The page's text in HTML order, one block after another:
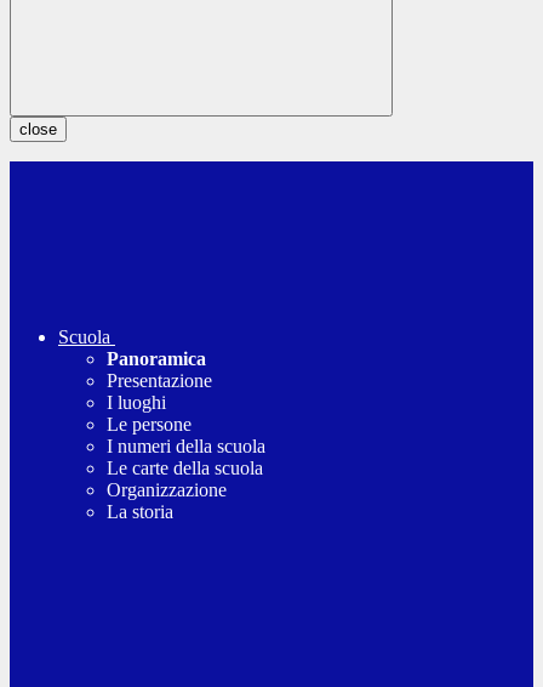
close
Scuola
Panoramica
Presentazione
I luoghi
Le persone
I numeri della scuola
Le carte della scuola
Organizzazione
La storia